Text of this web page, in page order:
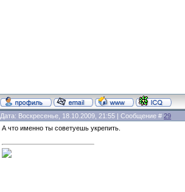
Дата: Воскресенье, 18.10.2009, 21:55 | Сообщение #29
А что именно ты советуешь укрепить.